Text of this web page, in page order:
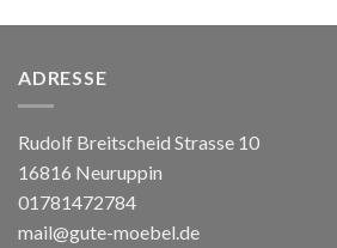
ADRESSE
Rudolf Breitscheid Strasse 10
16816 Neuruppin
01781472784
mail@gute-moebel.de